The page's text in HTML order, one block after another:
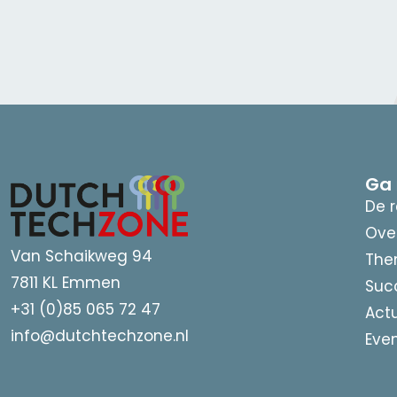
Van Schaikweg 94
7811 KL Emmen
+31 (0)85 065 72 47
info@dutchtechzone.nl
De